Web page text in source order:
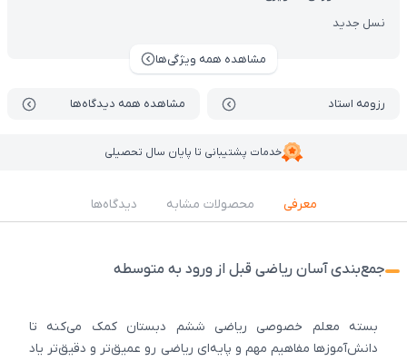
نسل جدید
مشاهده همه ویژگی‌ها
رزومه استاد مشاهده همه دیدگاه‌ها
خدمات پشتیبانی تا پایان سال تحصیلی
معرفی محصولات مشابه دیدگاه‌ها
جمع‌بندی آسان ریاضی قبل از ورود به متوسطه
بسته معلم خصوصی ریاضی ششم دبستان کمک می‌کنه تا
دانش‌آموزها مفاهیم مهم و پایه‌ای ریاضی رو عمیق‌تر و دقیق‌تر یاد